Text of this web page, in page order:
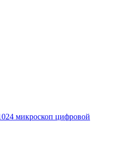
микроскоп цифровой